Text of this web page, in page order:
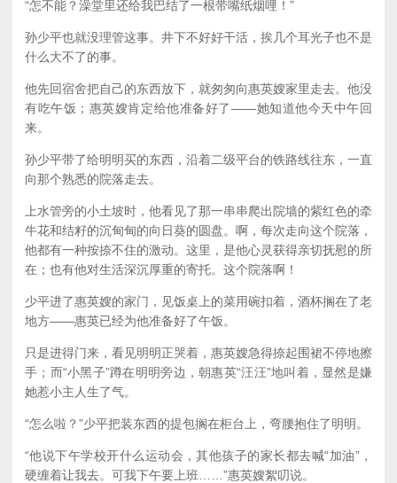
“怎不能？澡堂里还给我巴结了一根带嘴纸烟哩！”
孙少平也就没理管这事。井下不好好干活，挨几个耳光子也不是
什么大不了的事。
他先回宿舍把自己的东西放下，就匆匆向惠英嫂家里走去。他没
有吃午饭；惠英嫂肯定给他准备好了——她知道他今天中午回
来。
孙少平带了给明明买的东西，沿着二级平台的铁路线往东，一直
向那个熟悉的院落走去。
上水管旁的小土坡时，他看见了那一串串爬出院墙的紫红色的牵
牛花和结籽的沉甸甸的向日葵的圆盘。啊，每次走向这个院落，
他都有一种按捺不住的激动。这里，是他心灵获得亲切抚慰的所
在；也有他对生活深沉厚重的寄托。这个院落啊！
少平进了惠英嫂的家门，见饭桌上的菜用碗扣着，酒杯搁在了老
地方——惠英已经为他准备好了午饭。
只是进得门来，看见明明正哭着，惠英嫂急得捺起围裙不停地擦
手；而“小黑子”蹲在明明旁边，朝惠英“汪汪”地叫着，显然是嫌
她惹小主人生了气。
“怎么啦？”少平把装东西的提包搁在柜台上，弯腰抱住了明明。
“他说下午学校开什么运动会，其他孩子的家长都去喊“加油”，
硬缠着让我去。可我下午要上班……”惠英嫂絮叨说。